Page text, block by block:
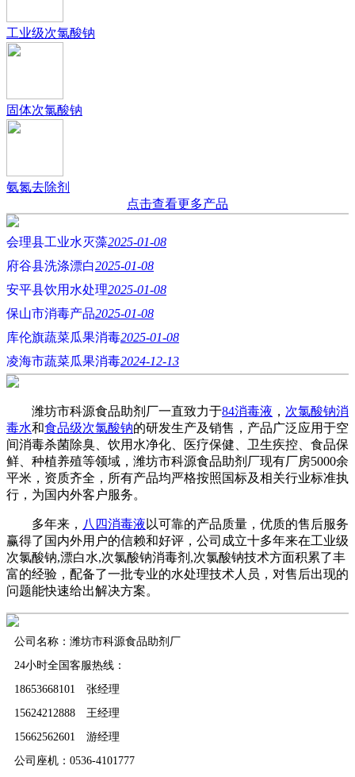
工业级次氯酸钠
固体次氯酸钠
氨氮去除剂
点击查看更多产品
会理县工业水灭藻2025-01-08
府谷县洗涤漂白2025-01-08
安平县饮用水处理2025-01-08
保山市消毒产品2025-01-08
库伦旗蔬菜瓜果消毒2025-01-08
凌海市蔬菜瓜果消毒2024-12-13
潍坊市科源食品助剂厂一直致力于84消毒液 ， 次氯酸钠消
毒水和食品级次氯酸钠的研发生产及销售，产品广泛应用于空
间消毒杀菌除臭、饮用水净化、医疗保健、卫生疾控、食品保
鲜、种植养殖等领域，潍坊市科源食品助剂厂现有厂房5000余
平米，资质齐全，所有产品均严格按照国标及相关行业标准执
行，为国内外客户服务。
多年来， 八四消毒液 以可靠的产品质量，优质的售后服务
赢得了国内外用户的信赖和好评，公司成立十多年来在工业级
次氯酸钠,漂白水,次氯酸钠消毒剂,次氯酸钠技术方面积累了丰
富的经验，配备了一批专业的水处理技术人员，对售后出现的
问题能快速给出解决方案。
公司名称：潍坊市科源食品助剂厂
24小时全国客服热线：
18653668101 张经理
15624212888 王经理
15662562601 游经理
公司座机：0536-4101777